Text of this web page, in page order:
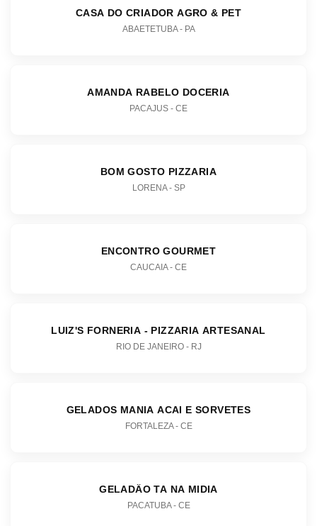
CASA DO CRIADOR AGRO & PET
ABAETETUBA - PA
AMANDA RABELO DOCERIA
PACAJUS - CE
BOM GOSTO PIZZARIA
LORENA - SP
ENCONTRO GOURMET
CAUCAIA - CE
LUIZ'S FORNERIA - PIZZARIA ARTESANAL
RIO DE JANEIRO - RJ
GELADOS MANIA ACAI E SORVETES
FORTALEZA - CE
GELADÂO TA NA MIDIA
PACATUBA - CE